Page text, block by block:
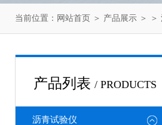
当前位置： 网站首页 ＞ 产品展示 ＞ ＞
产品列表 / PRODUCTS
沥青试验仪